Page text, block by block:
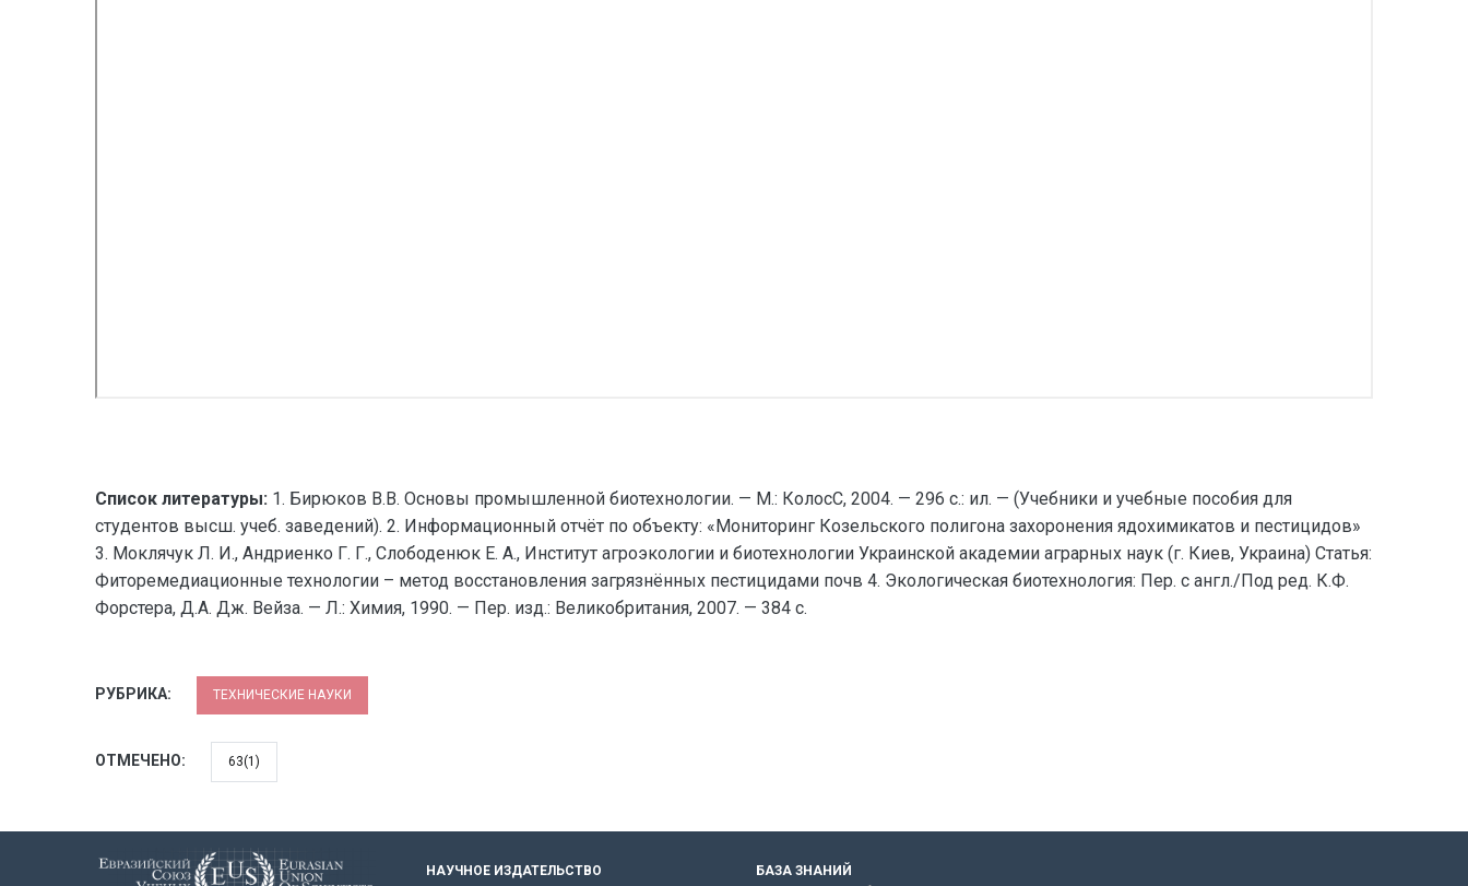
Список литературы: 1. Бирюков В.В. Основы промышленной биотехнологии. — М.: КолосС, 2004. — 296 с.: ил. — (Учебники и учебные пособия для
студентов высш. учеб. заведений). 2. Информационный отчёт по объекту: «Мониторинг Козельского полигона захоронения ядохимикатов и пестицидов»
3. Моклячук Л. И., Андриенко Г. Г., Слободенюк Е. А., Институт агроэкологии и биотехнологии Украинской академии аграрных наук (г. Киев, Украина) Статья:
Фиторемедиационные технологии – метод восстановления загрязнённых пестицидами почв 4. Экологическая биотехнология: Пер. с англ./Под ред. К.Ф.
Форстера, Д.А. Дж. Вейза. — Л.: Химия, 1990. — Пер. изд.: Великобритания, 2007. — 384 с.
РУБРИКА: ТЕХНИЧЕСКИЕ НАУКИ
ОТМЕЧЕНО: 63(1)
НАУЧНОЕ ИЗДАТЕЛЬСТВО
БАЗА ЗНАНИЙ